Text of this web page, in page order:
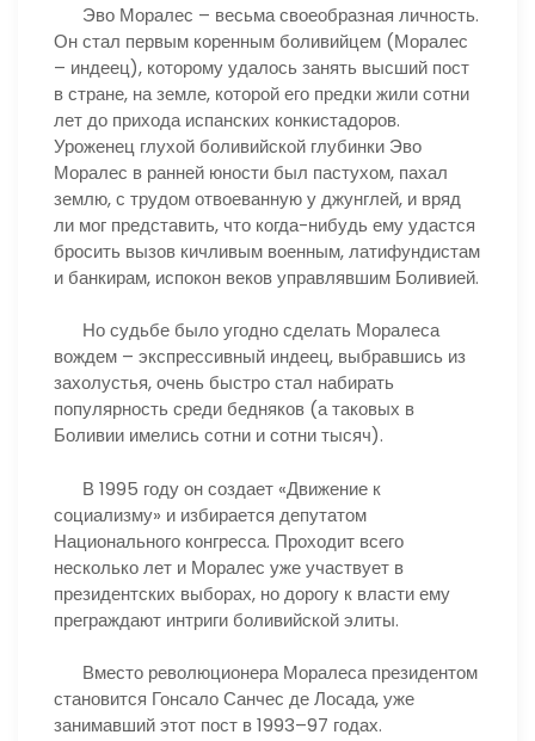
Эво Моралес – весьма своеобразная личность.
Он стал первым коренным боливийцем (Моралес
– индеец), которому удалось занять высший пост
в стране, на земле, которой его предки жили сотни
лет до прихода испанских конкистадоров.
Уроженец глухой боливийской глубинки Эво
Моралес в ранней юности был пастухом, пахал
землю, с трудом отвоеванную у джунглей, и вряд
ли мог представить, что когда-нибудь ему удастся
бросить вызов кичливым военным, латифундистам
и банкирам, испокон веков управлявшим Боливией.
Но судьбе было угодно сделать Моралеса
вождем – экспрессивный индеец, выбравшись из
захолустья, очень быстро стал набирать
популярность среди бедняков (а таковых в
Боливии имелись сотни и сотни тысяч).
В 1995 году он создает «Движение к
социализму» и избирается депутатом
Национального конгресса. Проходит всего
несколько лет и Моралес уже участвует в
президентских выборах, но дорогу к власти ему
преграждают интриги боливийской элиты.
Вместо революционера Моралеса президентом
становится Гонсало Санчес де Лосада, уже
занимавший этот пост в 1993–97 годах.